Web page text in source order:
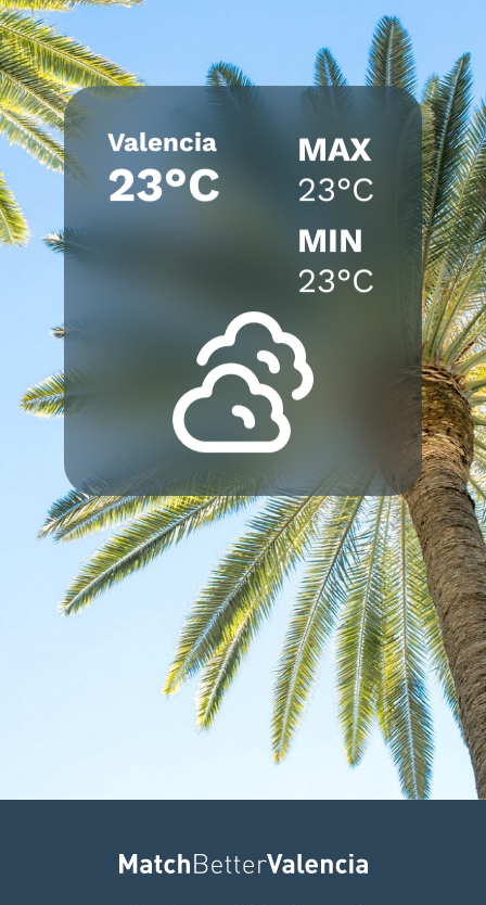
Valencia
23°C
MAX
23°C
MIN
23°C